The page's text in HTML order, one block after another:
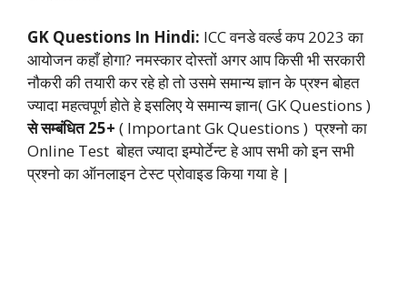
GK Questions In Hindi: ICC वनडे वर्ल्ड कप 2023 का
आयोजन कहाँ होगा? नमस्कार दोस्तों अगर आप किसी भी सरकारी
नौकरी की तयारी कर रहे हो तो उसमे समान्य ज्ञान के प्रश्न बोहत
ज्यादा महत्वपूर्ण होते हे इसलिए ये समान्य ज्ञान( GK Questions )
से सम्बंधित 25+ ( Important Gk Questions ) प्रश्नो का
Online Test बोहत ज्यादा इम्पोर्टेन्ट हे आप सभी को इन सभी
प्रश्नो का ऑनलाइन टेस्ट प्रोवाइड किया गया हे |